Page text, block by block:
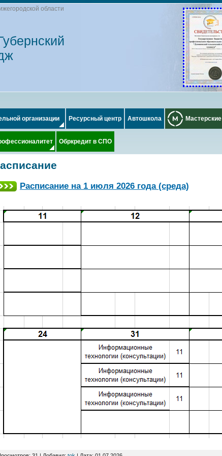
области
организации Ресурсный центр Автошкола Мастерские
Обркредит в СПО
Расписание на 1 июля 2026 года (среда)